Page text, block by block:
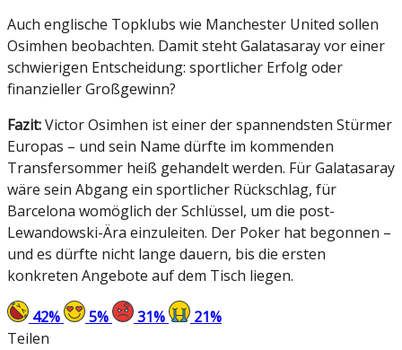
Auch englische Topklubs wie Manchester United sollen
Osimhen beobachten. Damit steht Galatasaray vor einer
schwierigen Entscheidung: sportlicher Erfolg oder
finanzieller Großgewinn?
Fazit:Victor Osimhen ist einer der spannendsten Stürmer
Europas – und sein Name dürfte im kommenden
Transfersommer heiß gehandelt werden. Für Galatasaray
wäre sein Abgang ein sportlicher Rückschlag, für
Barcelona womöglich der Schlüssel, um die post-
Lewandowski-Ära einzuleiten. Der Poker hat begonnen –
und es dürfte nicht lange dauern, bis die ersten
konkreten Angebote auf dem Tisch liegen.
42% 5% 31% 21%
Teilen